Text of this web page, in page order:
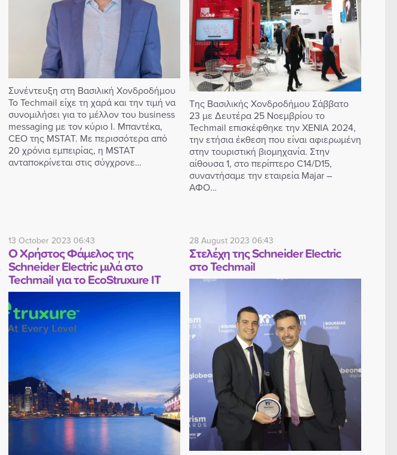
Συνέντευξη στη Βασιλική Χονδροδήμου
Το Techmail είχε τη χαρά και την τιμή να
συνομιλήσει για το μέλλον του business
messaging με τον κύριο I. Μπαντέκα,
CEO της MSTAT. Με περισσότερα από
20 χρόνια εμπειρίας, η MSTAT
ανταποκρίνεται στις σύγχρονε…
Της Βασιλικής Χονδροδήμου Σάββατο
23 με Δευτέρα 25 Νοεμβρίου το
Techmail επισκέφθηκε την XENIA 2024,
την ετήσια έκθεση που είναι αφιερωμένη
στην τουριστική βιομηχανία. Στην
αίθουσα 1, στο περίπτερο C14/D15,
συναντήσαμε την εταιρεία Majar –
ΑΦΟ…
13 October 2023 06:43
Ο Χρήστος Φάμελος της
Schneider Electric μιλά στο
Techmail για το EcoStruxure IT
28 August 2023 06:43
Στελέχη της Schneider Electric
στο Techmail